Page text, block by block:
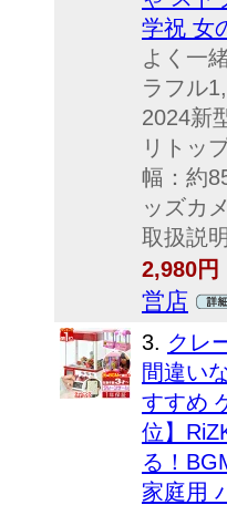
学祝 女
よく一
ラフル
2024新
リトッ
幅：約
ッズカ
取扱説
2,980円
営店
3. クレ
間違い
すすめ
位】
る！
家庭用